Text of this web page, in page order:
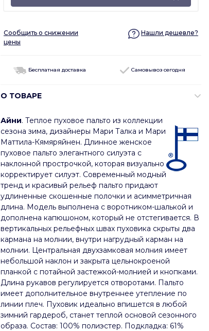
Сообщить о снижении
цены
Нашли дешевле?
Бесплатная доставка Самовывоз сегодня
О ТОВАРЕ
Айни. Теплое пуховое пальто из коллекции
сезона зима, дизайнеры Мари Талка и Мари
Маттила-Кямяряйнен. Длинное женское
пуховое пальто элегантного силуэта с
наклонной прострочкой, которая визуально
корректирует силуэт. Современный модный
тренд и красивый рельеф пальто придают
удлиненные скошенные полочки и асимметричная
длина. Модель выполнена с воротником-шалькой и
дополнена капюшоном, который не отстегивается. В
вертикальных рельефных швах пуховика скрыты два
кармана на молнии, внутри нагрудный карман на
молнии. Центральная двухзамковая молния имеет
небольшой наклон и закрыта цельнокроеной
планкой с потайной застежкой-молнией и кнопками.
Длина рукавов регулируется отворотами. Пальто
имеет дополнительное внутреннее утепление по
линии плеч. Пуховик идеально впишется в любой
зимний гардероб, станет теплой основой сезонного
образа. Состав: 100% полиэстер. Подкладка: 61%